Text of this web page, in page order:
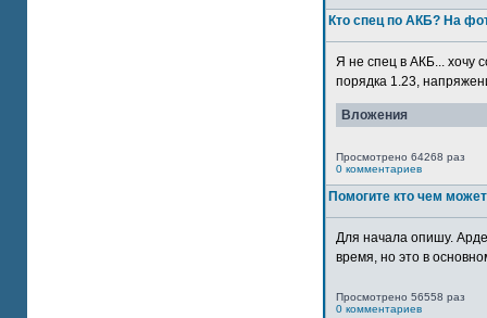
Кто спец по АКБ? На
Я не спец в АКБ... хочу
порядка 1.23,
Вложения
Просмотрено 64268 раз
0 комментариев
Помогите кто чем может
Для начала опишу.
время, но это в
Просмотрено 56558 раз
0 комментариев